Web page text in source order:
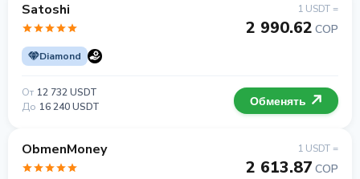
Satoshi
Diamond
1 USDT =
2 990.62 COP
От 12 732 USDT
До 16 240 USDT Обменять
ObmenMoney 1 USDT =
2 613.87 COP